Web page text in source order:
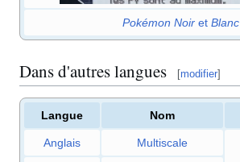
Pokémon Noiret Blanc
Dans d'autres langues [modifier]
Langue Nom
Anglais Multiscale